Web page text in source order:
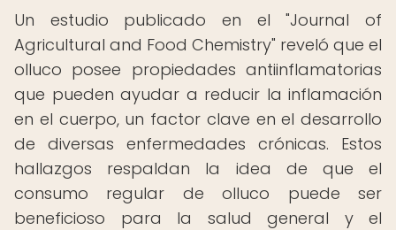
Un estudio publicado en el "Journal of
Agricultural and Food Chemistry" reveló que el
olluco posee propiedades antiinflamatorias
que pueden ayudar a reducir la inflamación
en el cuerpo, un factor clave en el desarrollo
de diversas enfermedades crónicas. Estos
hallazgos respaldan la idea de que el
consumo regular de olluco puede ser
beneficioso para la salud general y el